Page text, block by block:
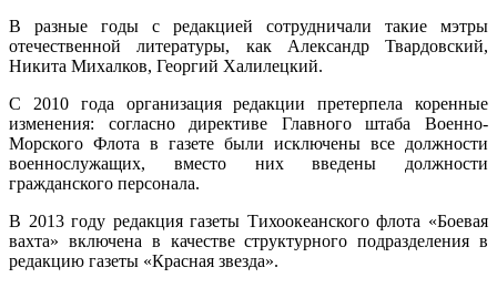
В разные годы с редакцией сотрудничали такие мэтры
отечественной литературы, как Александр Твардовский,
Никита Михалков, Георгий Халилецкий.
С 2010 года организация редакции претерпела коренные
изменения: согласно директиве Главного штаба Военно-
Морского Флота в газете были исключены все должности
военнослужащих, вместо них введены должности
гражданского персонала.
В 2013 году редакция газеты Тихоокеанского флота «Боевая
вахта» включена в качестве структурного подразделения в
редакцию газеты «Красная звезда».